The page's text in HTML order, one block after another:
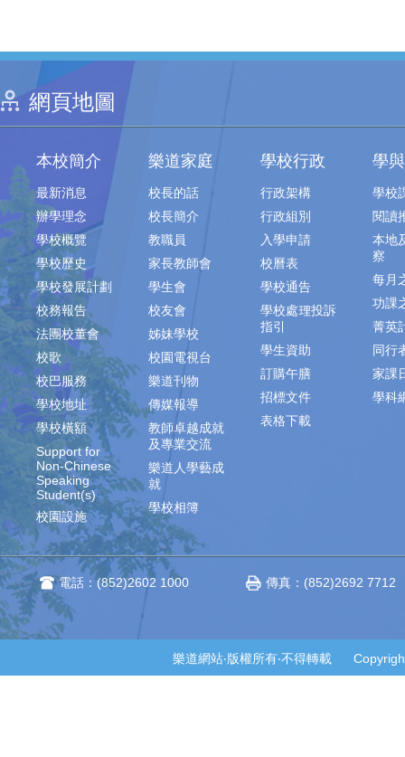
網頁地圖
本校簡介
最新消息
辦學理念
學校概覽
學校歷史
學校發展計劃
校務報告
法團校董會
校歌
校巴服務
學校地址
學校橫額
Support for
Non-Chinese
Speaking
Student(s)
校園設施
樂道家庭
校長的話
校長簡介
教職員
家長教師會
學生會
校友會
姊妹學校
校園電視台
樂道刊物
傳媒報導
教師卓越成就
及專業交流
樂道人學藝成
就
學校相簿
學校行政
行政架構
行政組別
入學申請
校曆表
學校通告
學校處理投訴
指引
學生資助
訂購午膳
招標文件
表格下載
學
學校
閱讀
本地
察
每月
功課
菁英
同行
家課
學科
電話：(852)2602 1000 傳真：(852)2692 7712
樂道網站‧版權所有‧不得轉載